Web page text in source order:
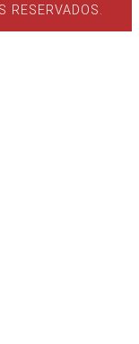
RESERVADOS.